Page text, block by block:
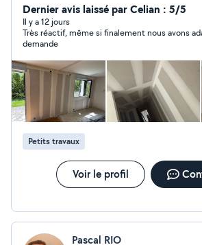
Dernier avis laissé par Celian : 5/5
Il y a 12 jours
Très réactif, même si finalement nous avons
demande
Petits travaux
Voir le profil
Pascal RIO